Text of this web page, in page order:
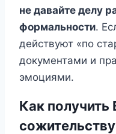
не давайте делу
формальности.
действуют «по
документами и
эмоциями.
Как
сожительству